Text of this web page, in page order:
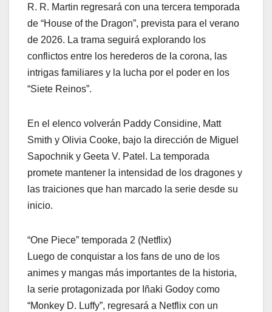
R. R. Martin regresará con una tercera temporada
de “House of the Dragon”, prevista para el verano
de 2026. La trama seguirá explorando los
conflictos entre los herederos de la corona, las
intrigas familiares y la lucha por el poder en los
“Siete Reinos”.
En el elenco volverán Paddy Considine, Matt
Smith y Olivia Cooke, bajo la dirección de Miguel
Sapochnik y Geeta V. Patel. La temporada
promete mantener la intensidad de los dragones y
las traiciones que han marcado la serie desde su
inicio.
“One Piece” temporada 2 (Netflix)
Luego de conquistar a los fans de uno de los
animes y mangas más importantes de la historia,
la serie protagonizada por Iñaki Godoy como
“Monkey D. Luffy”, regresará a Netflix con un